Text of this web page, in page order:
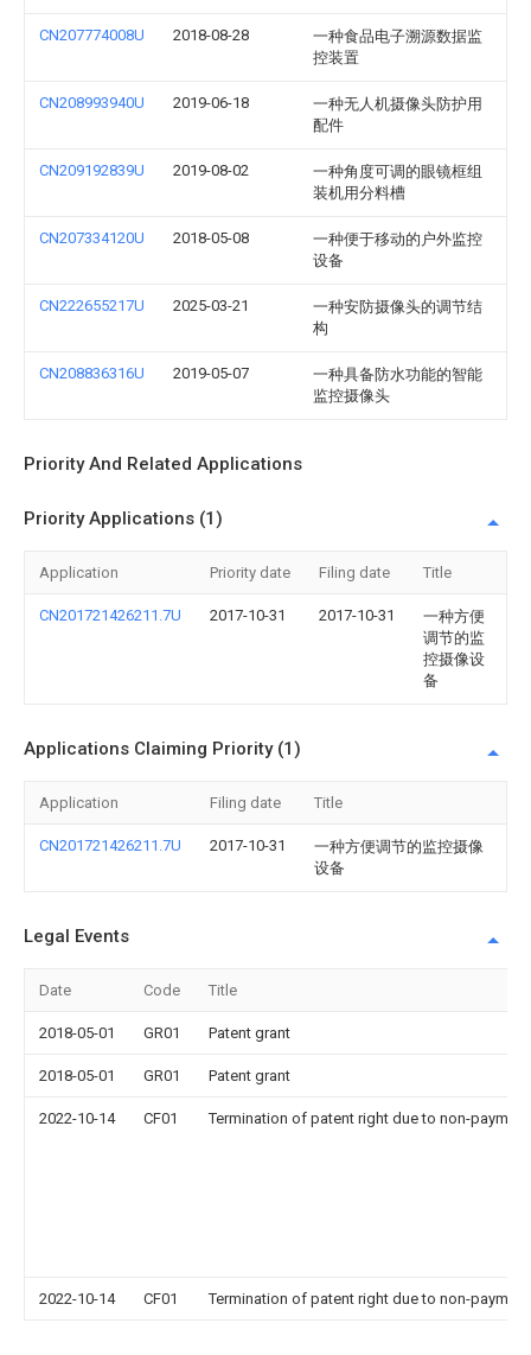
CN207774008U 2018-08-28
一种食品电子溯源数据监
控装置
CN208993940U 2019-06-18
一种无人机摄像头防护用
配件
CN209192839U 2019-08-02
一种角度可调的眼镜框组
装机用分料槽
CN207334120U 2018-05-08
一种便于移动的户外监控
设备
CN222655217U 2025-03-21
一种安防摄像头的调节结
构
CN208836316U 2019-05-07
一种具备防水功能的智能
监控摄像头
Priority And Related Applications
Priority Applications (1)
Application Priority date Filing date Title
CN201721426211.7U 2017-10-31 2017-10-31
一种方便
调节的监
控摄像设
备
Applications Claiming Priority (1)
Application Filing date Title
CN201721426211.7U 2017-10-31
一种方便调节的监控摄像
设备
Legal Events
Date Code Title
2018-05-01 GR01 Patent grant
2018-05-01 GR01 Patent grant
2022-10-14 CF01 Termination of patent right due to non-
2022-10-14 CF01 Termination of patent right due to non-